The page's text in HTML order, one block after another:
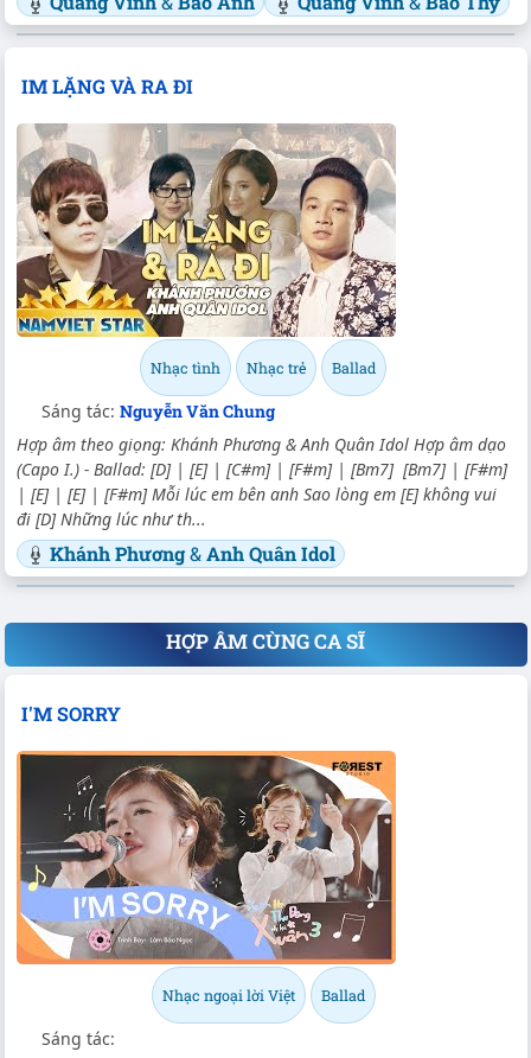
IM LẶNG VÀ RA ĐI
Nhạc tình Nhạc trẻ Ballad
Sáng tác: Nguyễn Văn Chung
Hợp âm theo giọng: Khánh Phương & Anh Quân Idol Hợp âm dạo
(Capo I.) - Ballad: [D] | [E] | [C#m] | [F#m] | [Bm7] [Bm7] | [F#m]
| [E] | [E] | [F#m] Mỗi lúc em bên anh Sao lòng em [E] không vui
đi [D] Những lúc như th...
Khánh Phương&Anh Quân Idol
HỢP ÂM CÙNG CA SĨ
I'M SORRY
Nhạc ngoại lời Việt Ballad
Sáng tác: